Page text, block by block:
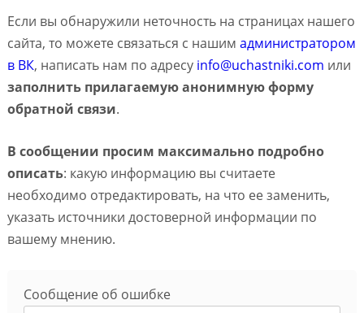
Если вы обнаружили неточность на страницах нашего
сайта, то можете связаться с нашим администратором
в ВК, написать нам по адресу info@uchastniki.com или
заполнить прилагаемую анонимную форму
обратной связи.
В сообщении просим максимально подробно
описать: какую информацию вы считаете
необходимо отредактировать, на что ее заменить,
указать источники достоверной информации по
вашему мнению.
Сообщение об ошибке